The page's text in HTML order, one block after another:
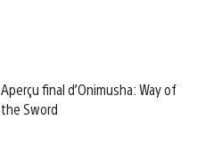
Aperçu final d’Onimusha: Way of
the Sword